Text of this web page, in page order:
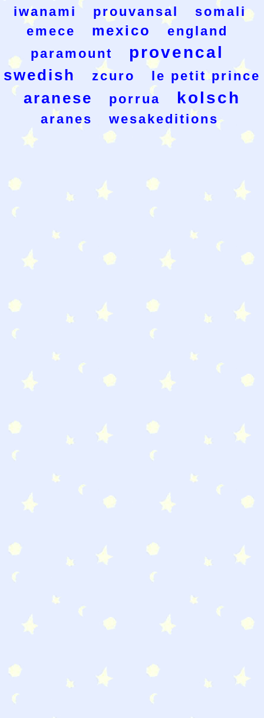
iwanami
prouvansal
somali
emece
mexico
england
paramount
provencal
swedish zcuro le petit prince
aranese porrua kolsch
aranes wesakeditions